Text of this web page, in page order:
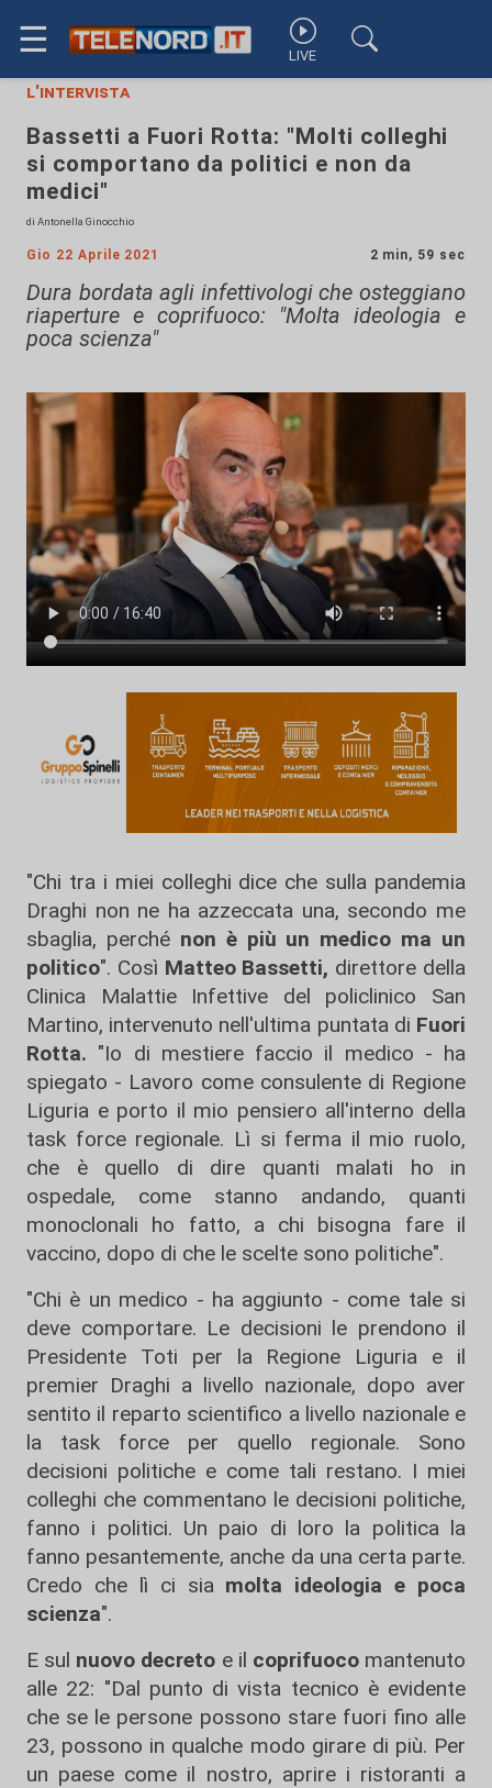
☰ LIVE
l'intervista
Bassetti a Fuori Rotta: "Molti colleghi
si comportano da politici e non da
medici"
di Antonella Ginocchio
Gio 22 Aprile 2021 2 min, 59 sec
Dura bordata agli infettivologi che osteggiano
riaperture e coprifuoco: "Molta ideologia e
poca scienza"
"Chi tra i miei colleghi dice che sulla pandemia
Draghi non ne ha azzeccata una, secondo me
sbaglia, perché non è più un medico ma un
politico". Così Matteo Bassetti, direttore della
Clinica Malattie Infettive del policlinico San
Martino, intervenuto nell'ultima puntata di Fuori
Rotta. "Io di mestiere faccio il medico - ha
spiegato - Lavoro come consulente di Regione
Liguria e porto il mio pensiero all'interno della
task force regionale. Lì si ferma il mio ruolo,
che è quello di dire quanti malati ho in
ospedale, come stanno andando, quanti
monoclonali ho fatto, a chi bisogna fare il
vaccino, dopo di che le scelte sono politiche".
"Chi è un medico - ha aggiunto - come tale si
deve comportare. Le decisioni le prendono il
Presidente Toti per la Regione Liguria e il
premier Draghi a livello nazionale, dopo aver
sentito il reparto scientifico a livello nazionale e
la task force per quello regionale. Sono
decisioni politiche e come tali restano. I miei
colleghi che commentano le decisioni politiche,
fanno i politici. Un paio di loro la politica la
fanno pesantemente, anche da una certa parte.
Credo che lì ci sia molta ideologia e poca
scienza".
E sul nuovo decreto e il coprifuocomantenuto
alle 22: "Dal punto di vista tecnico è evidente
che se le persone possono stare fuori fino alle
23, possono in qualche modo girare di più. Per
un paese come il nostro, aprire i ristoranti a